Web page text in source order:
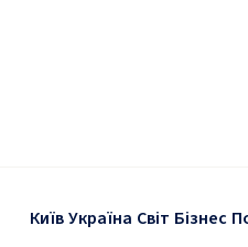
КиївУкраїна Світ Бізнес